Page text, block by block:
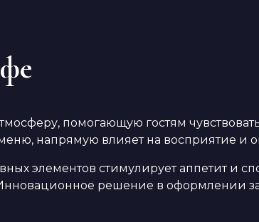
помогающую гостям
напрямую влияет на восприятие и
элементов стимулирует аппетит и
решение в оформлении